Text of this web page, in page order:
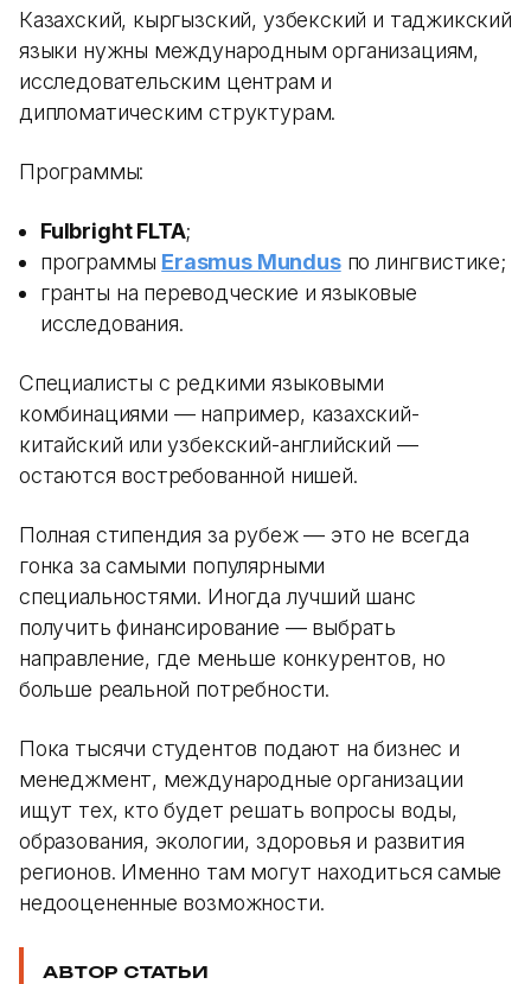
Казахский, кыргызский, узбекский и таджикский
языки нужны международным организациям,
исследовательским центрам и
дипломатическим структурам.
Программы:
Fulbright FLTA;
программы Erasmus Mundusпо лингвистике;
гранты на переводческие и языковые
исследования.
Специалисты с редкими языковыми
комбинациями — например, казахский-
китайский или узбекский-английский —
остаются востребованной нишей.
Полная стипендия за рубеж — это не всегда
гонка за самыми популярными
специальностями. Иногда лучший шанс
получить финансирование — выбрать
направление, где меньше конкурентов, но
больше реальной потребности.
Пока тысячи студентов подают на бизнес и
менеджмент, международные организации
ищут тех, кто будет решать вопросы воды,
образования, экологии, здоровья и развития
регионов. Именно там могут находиться самые
недооцененные возможности.
АВТОР СТАТЬИ